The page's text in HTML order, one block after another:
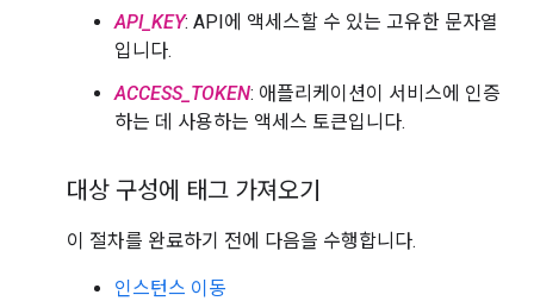
API_KEY: API에 액세스할 수 있는 고유한 문자열
입니다.
ACCESS_TOKEN: 애플리케이션이 서비스에 인증
하는 데 사용하는 액세스 토큰입니다.
대상 구성에 태그 가져오기
이 절차를 완료하기 전에 다음을 수행합니다.
인스턴스 이동